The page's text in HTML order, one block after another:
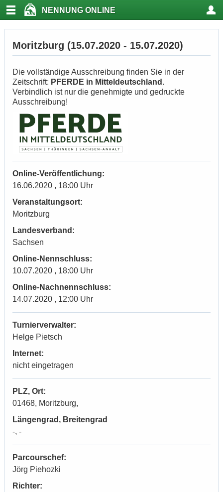
NENNUNG ONLINE
Moritzburg (15.07.2020 - 15.07.2020)
Die vollständige Ausschreibung finden Sie in der
Zeitschrift: PFERDE in Mitteldeutschland .
Verbindlich ist nur die genehmigte und gedruckte
Ausschreibung!
Online-Veröffentlichung:
16.06.2020 , 18:00 Uhr
Veranstaltungsort:
Moritzburg
Landesverband:
Sachsen
Online-Nennschluss:
10.07.2020 , 18:00 Uhr
Online-Nachnennschluss:
14.07.2020 , 12:00 Uhr
Turnierverwalter:
Helge Pietsch
Internet:
nicht eingetragen
PLZ, Ort:
01468, Moritzburg,
Längengrad, Breitengrad
-, -
Parcourschef:
Jörg Piehozki
Richter: